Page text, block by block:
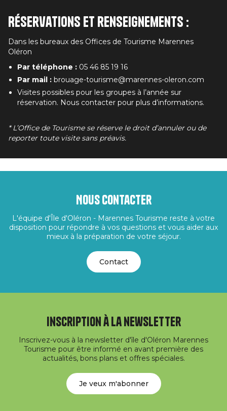
Réservations et renseignements :
Dans les bureaux des Offices de Tourisme Marennes
Oléron
Par téléphone : 05 46 85 19 16
Par mail : brouage-tourisme@marennes-oleron.com
Visites possibles pour les groupes à l’année sur
réservation. Nous contacter pour plus d’informations.
* L’Office de Tourisme se réserve le droit d’annuler ou de
reporter toute visite sans préavis.
Nous contacter
L'équipe d'Île d'Oléron - Marennes Tourisme reste à votre
disposition pour répondre à vos questions et vous aider aux
mieux à la préparation de votre séjour.
Contact
Inscription à la newsletter
Inscrivez-vous à la newsletter d'île d'Oléron Marennes
Tourisme pour être informé en avant première des
actualités, bons plans et offres spéciales.
Je veux m'abonner